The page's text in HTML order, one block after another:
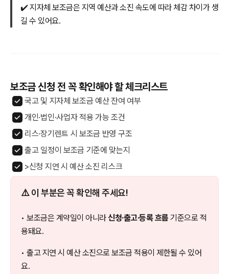
✔️ 지자체 보조금은 지역 예산과 소진 속도에 따라 체감 차이가 생
길 수 있어요.
보조금 신청 전 꼭 확인해야 할 체크리스트
국고 및 지자체 보조금 예산 잔여 여부
개인·법인·사업자 적용 가능 조건
리스·장기렌트 시 보조금 반영 구조
출고 일정이 보조금 기준에 맞는지
>신청 지연 시 예산 소진 리스크
⚠️ 이 부분은 꼭 확인해 주세요!
• 보조금은 계약일이 아니라신청·출고·등록 흐름 기준으로 적
용돼요.
• 출고 지연 시 예산 소진으로 보조금 적용이 제한될 수 있어
요.